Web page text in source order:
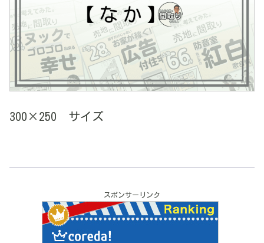
300×250 サイズ
スポンサーリンク